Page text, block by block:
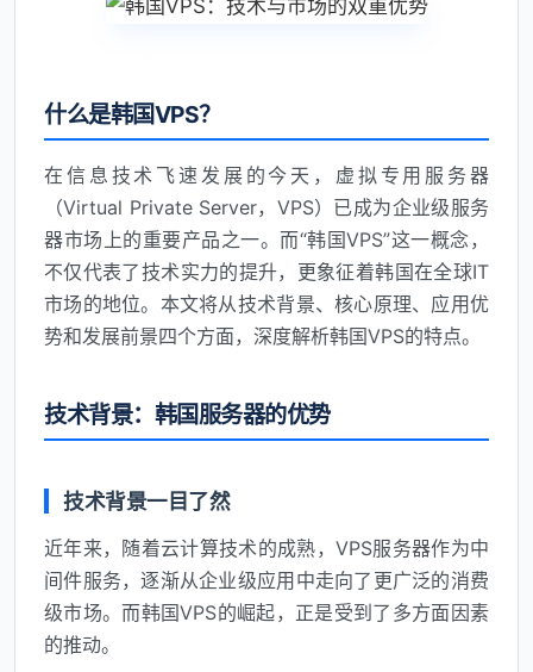
什么是韩国VPS？
在信息技术飞速发展的今天，虚拟专用服务器
（Virtual Private Server，VPS）已成为企业级服务
器市场上的重要产品之一。而“韩国VPS”这一概念，
不仅代表了技术实力的提升，更象征着韩国在全球IT
市场的地位。本文将从技术背景、核心原理、应用优
势和发展前景四个方面，深度解析韩国VPS的特点。
技术背景：韩国服务器的优势
技术背景一目了然
近年来，随着云计算技术的成熟，VPS服务器作为中
间件服务，逐渐从企业级应用中走向了更广泛的消费
级市场。而韩国VPS的崛起，正是受到了多方面因素
的推动。